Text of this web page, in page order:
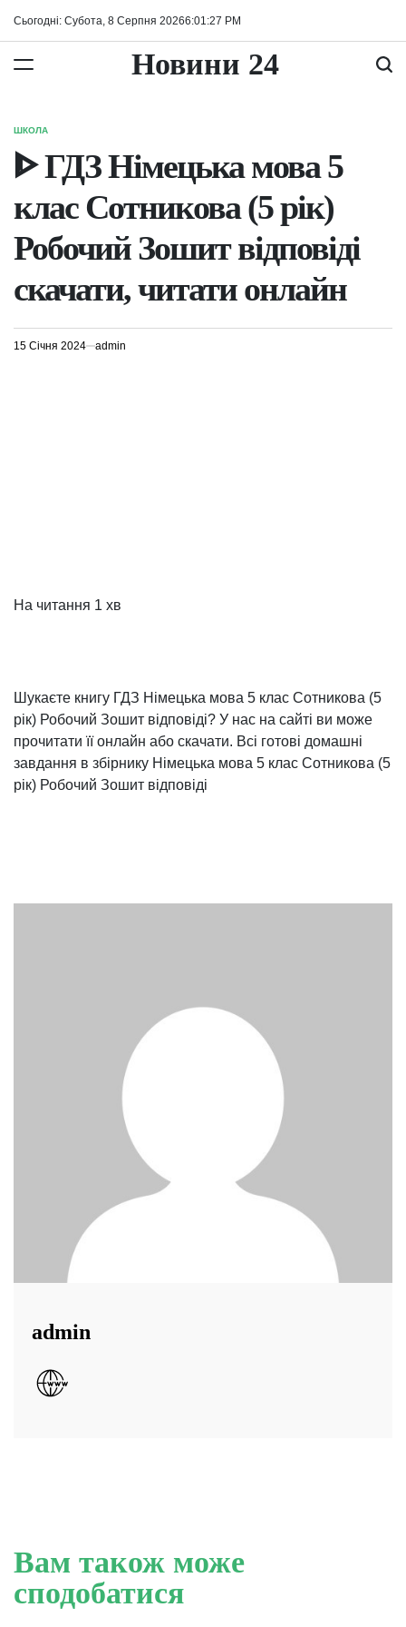
Сьогодні: Субота, 8 Серпня 20266:01 :27 PM
Новини 24
ОПУБЛІКУВАТИ
У
ШКОЛА
ᐈ ГДЗ Німецька мова 5
клас Сотникова (5 рік)
Робочий Зошит відповіді
скачати, читати онлайн
15 Січня 2024 admin
На читання 1 хв
Шукаєте книгу ГДЗ Німецька мова 5 клас Сотникова (5
рік) Робочий Зошит відповіді? У нас на сайті ви може
прочитати її онлайн або скачати. Всі готові домашні
завдання в збірнику Німецька мова 5 клас Сотникова (5
рік) Робочий Зошит відповіді
admin
Вам також може
сподобатися